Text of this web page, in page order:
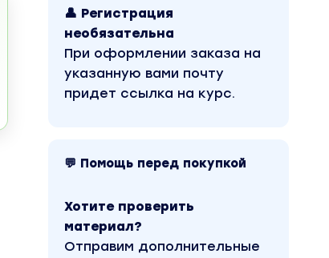
👤 Регистрация
необязательна
При оформлении заказа на
указанную вами почту
придет ссылка на курс.
💬 Помощь перед покупкой
Хотите проверить
материал?
Отправим дополнительные